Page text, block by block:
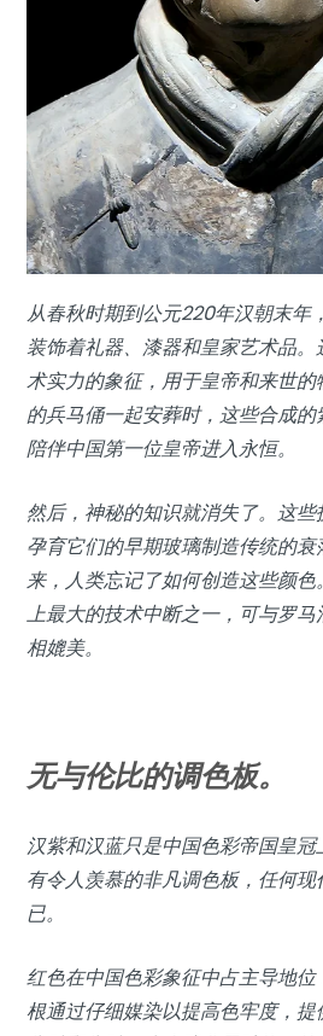
从春秋时期到公元220年汉朝末年
装饰着礼器、漆器和皇家艺术品
术实力的象征，用于皇帝和来世
的兵马俑一起安葬时，这些合成
陪伴中国第一位皇帝进入永恒。
然后，神秘的知识就消失了。这
孕育它们的早期玻璃制造传统的
来，人类忘记了如何创造这些颜
上最大的技术中断之一，可与罗
相媲美。
无与伦比的调色板。
汉紫和汉蓝只是中国色彩帝国皇
有令人羡慕的非凡调色板，任何
已。
红色在中国色彩象征中占主导地
根通过仔细媒染以提高色牢度，提